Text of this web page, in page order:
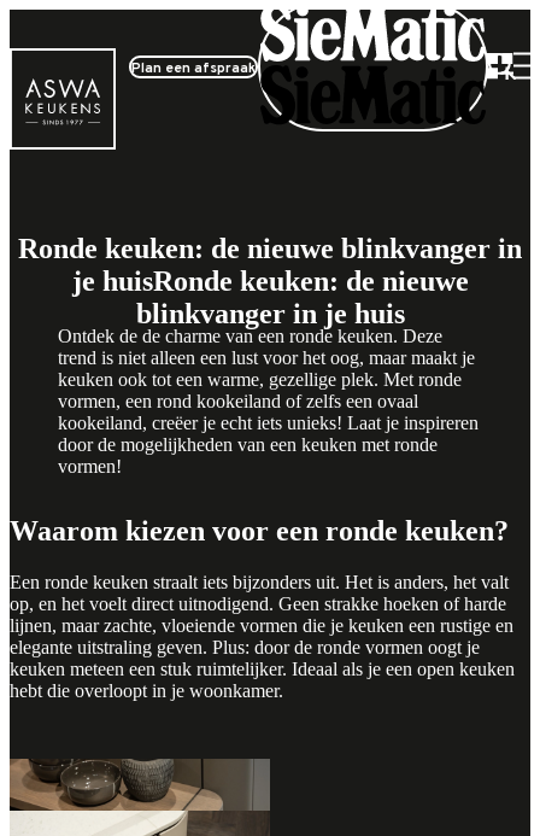
Plan een afspraak
Ronde keuken: de nieuwe blinkvanger in
je huisRonde keuken: de nieuwe
blinkvanger in je huis
Ontdek de de charme van een ronde keuken. Deze
trend is niet alleen een lust voor het oog, maar maakt je
keuken ook tot een warme, gezellige plek. Met ronde
vormen, een rond kookeiland of zelfs een ovaal
kookeiland, creëer je echt iets unieks! Laat je inspireren
door de mogelijkheden van een keuken met ronde
vormen!
Waarom kiezen voor een ronde keuken?
Een ronde keuken straalt iets bijzonders uit. Het is anders, het valt
op, en het voelt direct uitnodigend. Geen strakke hoeken of harde
lijnen, maar zachte, vloeiende vormen die je keuken een rustige en
elegante uitstraling geven. Plus: door de ronde vormen oogt je
keuken meteen een stuk ruimtelijker. Ideaal als je een open keuken
hebt die overloopt in je woonkamer.